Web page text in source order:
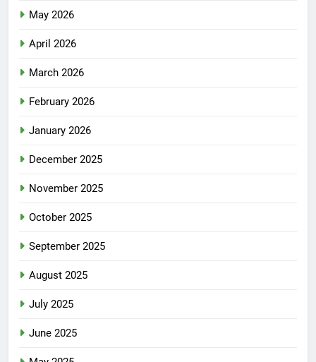
May 2026
April 2026
March 2026
February 2026
January 2026
December 2025
November 2025
October 2025
September 2025
August 2025
July 2025
June 2025